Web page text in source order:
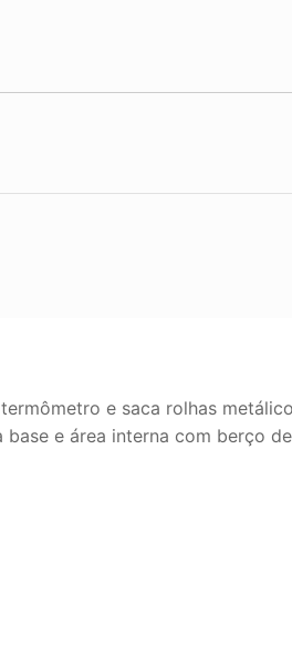
e saca rolhas
e área interna com berço de